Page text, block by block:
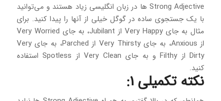
Strong Adjective ها در زبان انگلیسی زیاد هستند و می‌توانید
با یک جستجوی ساده در گوگل خیلی از آنها را پیدا کنید. برای
مثال به جای Very Happy از Jubilant، به جای Very Worried
از Anxious، به جای Very Thirsty از Parched، به جای Very
Dirty از Filthy و به جای Very Clean از Spotless استفاده
کنید.
نکته تکمیلی 1: